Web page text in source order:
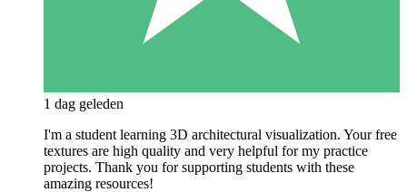
1 dag geleden
I'm a student learning 3D architectural visualization. Your free
textures are high quality and very helpful for my practice
projects. Thank you for supporting students with these
amazing resources!